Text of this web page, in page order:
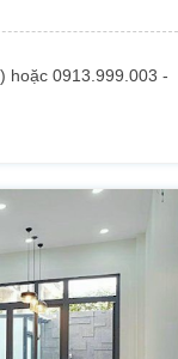
hoặc 0913.999.003 -